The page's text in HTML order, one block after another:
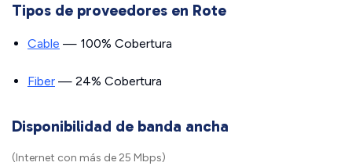
Tipos de proveedores en Rote
Cable — 100% Cobertura
Fiber — 24% Cobertura
Disponibilidad de banda ancha
(Internet con más de 25 Mbps)